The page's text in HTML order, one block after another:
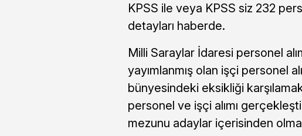
KPSS ile veya KPSS siz 232
detayları haberde.
Milli Saraylar İdaresi personel
yayımlanmış olan işçi personel
bünyesindeki eksikliği
personel ve işçi alımı
mezunu adaylar içerisinden